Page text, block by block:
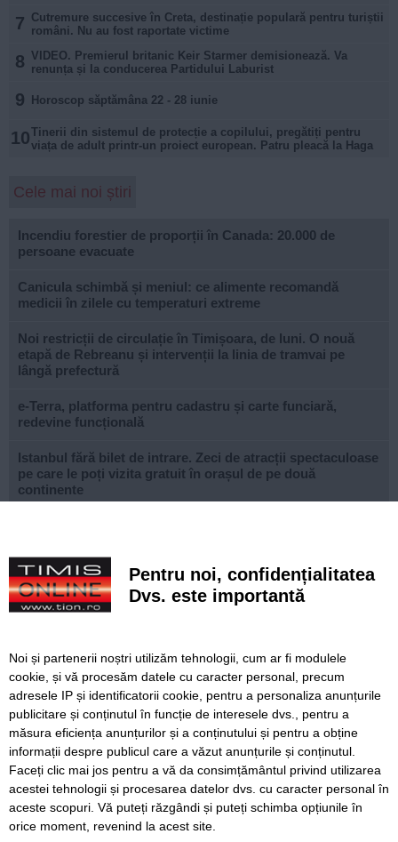
7 Cutremure succesive în Creta, destinație populară pentru turiștii
români. Nu au fost raportate victime
8 VIDEO. Premierul britanic Keir Starmer demisionează. Va
renunța și la conducerea Partidului Laburist
9 Horoscop săptămâna 22 - 28 iunie
10Tinerii din sistemul de protecție a copilului, pregătiți pentru
viața de adult printr-un proiect european. Patru pleacă la Haga
Cele mai noi știri
Incendiu forestier de proporții în Canada: 20.000 de
persoane evacuate
Canicula schimbă și meniul: ce alimente recomandă
medicii în zilele cu temperaturi extreme
Noi restricții de circulație în Timișoara, de luni. O nouă
etapă de Rebreanu și intervenții la linia de tramvai pe
lângă prefectură
e-Terra, platforma pentru cadastru și carte funciară,
redevine funcțională
Istanbul fără bilet de intrare. Zeci de atracții spectaculoase
pe care le poți vizita gratuit în orașul de pe două
continente
Misterioso! Început romantic de stagiune la Opera din
Timișoara
Construcție impresionantă din Imperiul Roman, scoasă la
Continuă modernizarea centrului pietonal al Lugojului.
Contract de 21 de milioane de lei, finanțat european
Poli scapă de înfrângere, dar pleacă doar cu un punct din
deplasarea cu Șelimbăr
SERVICII Redactia
Folosinta Cookie-urilor
Pentru noi, confidențialitatea
Dvs. este importantă
Noi și partenerii noștri utilizăm tehnologii, cum ar fi modulele
cookie, și vă procesăm datele cu caracter personal, precum
adresele IP și identificatorii cookie, pentru a personaliza anunțurile
publicitare și conținutul în funcție de interesele dvs., pentru a
măsura eficiența anunțurilor și a conținutului și pentru a obține
informații despre publicul care a văzut anunțurile și conținutul.
Faceți clic mai jos pentru a vă da consimțământul privind utilizarea
acestei tehnologii și procesarea datelor dvs. cu caracter personal în
aceste scopuri. Vă puteți răzgândi și puteți schimba opțiunile în
orice moment, revenind la acest site.